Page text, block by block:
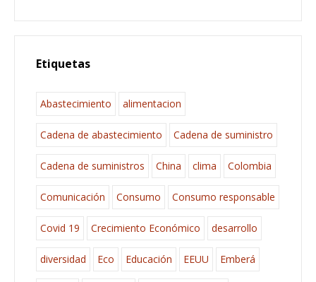
Etiquetas
Abastecimiento alimentacion
Cadena de abastecimiento Cadena de suministro
Cadena de suministros China clima Colombia
Comunicación Consumo Consumo responsable
Covid 19 Crecimiento Económico desarrollo
diversidad Eco Educación EEUU Emberá